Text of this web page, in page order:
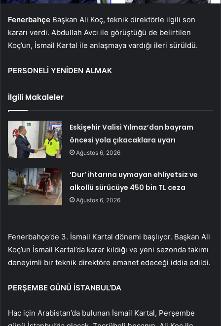
Fenerbahçe Başkan Ali Koç, teknik direktörle ilgili son
kararı verdi. Abdullah Avcı ile görüştüğü de belirtilen
Koç’un, İsmail Kartal ile anlaşmaya vardığı ileri sürüldü.
PERSONELİ YENİDEN ALMAK
İlgili Makaleler
Eskişehir Valisi Yılmaz’dan bayram
öncesi yola çıkacaklara uyarı
Ağustos 6, 2026
‘Dur’ ihtarına uymayan ehliyetsiz ve
alkollü sürücüye 450 bin TL ceza
Ağustos 6, 2026
Fenerbahçe’de 3. İsmail Kartal dönemi başlıyor. Başkan Ali
Koç’un İsmail Kartal’da karar kıldığı ve yeni sezonda takımı
deneyimli bir teknik direktöre emanet edeceği iddia edildi.
PERŞEMBE GÜNÜ İSTANBUL’DA
Hac için Arabistan’da bulunan İsmail Kartal, Perşembe